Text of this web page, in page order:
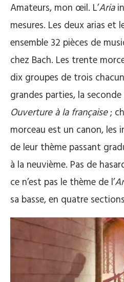
Amateurs, mon œil. L’Aria
mesures. Les deux arias
ensemble 32 pièces de
chez Bach. Les trente
dix groupes de trois
grandes parties, la
Ouverture à la française;
morceau est un canon, les
de leur thème passant
à la neuvième. Pas de
ce n’est pas le thème de l’
sa basse, en quatre